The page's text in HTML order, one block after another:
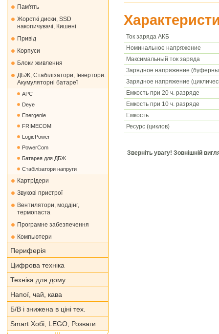
Пам'ять
Жорсткі диски, SSD
накопичувачі, Кишені
Привід
Корпуси
Блоки живлення
ДБЖ, Стабілізатори, Інвертори.
Акумуляторні батареї
APC
Deye
Energenie
FRIMECOM
LogicPower
PowerCom
Батарея для ДБЖ
Стабілізатори напруги
Картрідери
Звукові пристрої
Вентилятори, моддінг,
термопаста
Програмне забезпечення
Компьютери
Периферія
Цифрова техніка
Техніка для дому
Напої, чай, кава
Б/В і знижена в ціні тех.
Smart Хобі, LEGO, Розваги
Ток заряда АКБ
Номинальное напряжение
Максимальный ток заряда
Зарядное напряжение
Зарядное напряжение
Емкость при 20 ч. разряде
Емкость при 10 ч. разряде
Емкость
Ресурс (циклов)
Зверніть увагу! Зовнішній